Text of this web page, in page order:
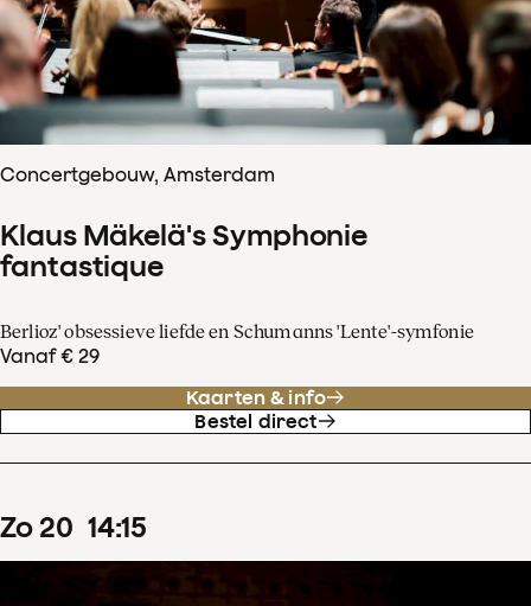
Concertgebouw, Amsterdam
Klaus Mäkelä's Symphonie
fantastique
Berlioz' obsessieve liefde en Schumanns 'Lente'-symfonie
Vanaf € 29
Kaarten & info
Bestel direct
zo 20 14:15